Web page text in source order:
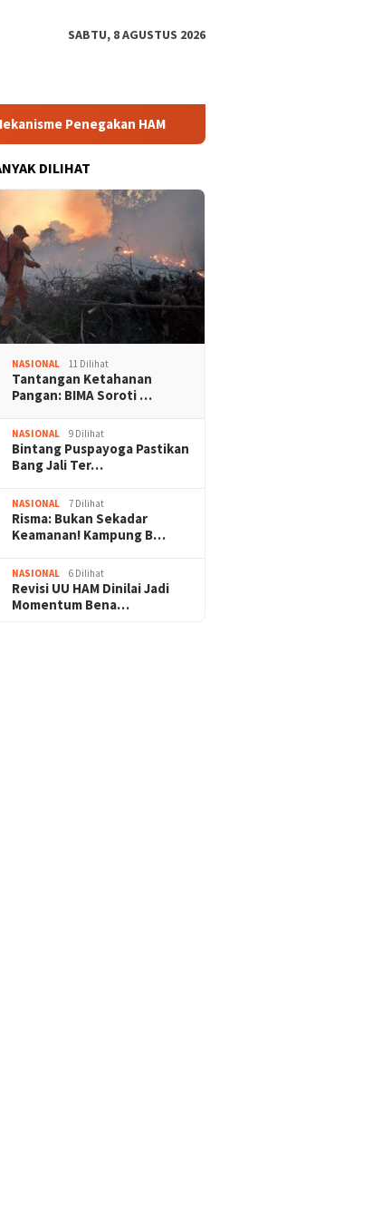
SABTU, 8 AGUSTUS 2026
Penegakan HAM
DILIHAT
NASIONAL 11 Dilihat
Tantangan Ketahanan
Pangan: BIMA Soroti …
NASIONAL 9 Dilihat
Bintang Puspayoga Pastikan
Bang Jali Ter…
NASIONAL 7 Dilihat
Risma: Bukan Sekadar
Keamanan! Kampung B…
NASIONAL 6 Dilihat
Revisi UU HAM Dinilai Jadi
Momentum Bena…